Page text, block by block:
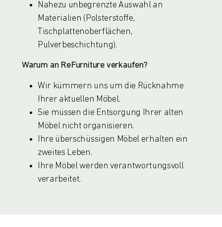
Nahezu unbegrenzte Auswahl an
Materialien (Polsterstoffe,
Tischplattenoberflächen,
Pulverbeschichtung).
Warum an ReFurniture verkaufen?
Wir kümmern uns um die Rücknahme
Ihrer aktuellen Möbel.
Sie müssen die Entsorgung Ihrer alten
Möbel nicht organisieren.
Ihre überschüssigen Möbel erhalten ein
zweites Leben.
Ihre Möbel werden verantwortungsvoll
verarbeitet.